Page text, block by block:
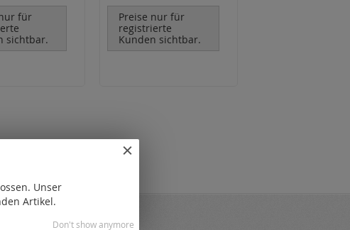
für
sichtbar.
Preise nur für
registrierte
Kunden sichtbar.
Unser
Artikel.
Don't show anymore